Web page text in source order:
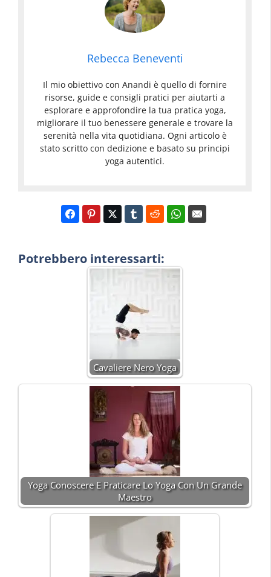
Rebecca Beneventi
Il mio obiettivo con Anandi è quello di fornire
risorse, guide e consigli pratici per aiutarti a
esplorare e approfondire la tua pratica yoga,
migliorare il tuo benessere generale e trovare la
serenità nella vita quotidiana. Ogni articolo è
stato scritto con dedizione e basato su principi
yoga autentici.
Potrebbero interessarti:
Cavaliere Nero Yoga
Yoga Conoscere E Praticare Lo Yoga Con Un Grande
Maestro